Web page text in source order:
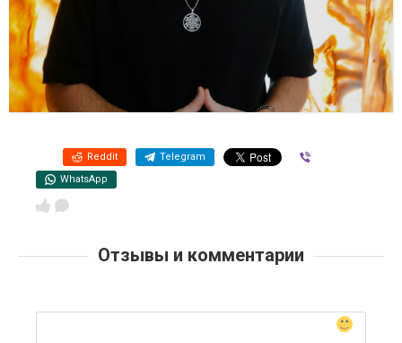
Reddit Telegram
WhatsApp
Отзывы и комментарии